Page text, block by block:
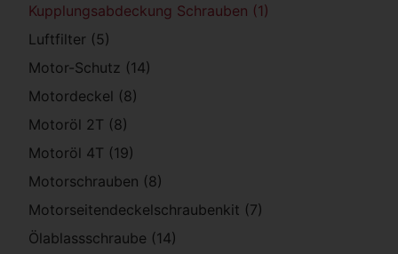
Kupplungsabdeckung Schrauben (1)
Luftfilter (5)
Motor-Schutz (14)
Motordeckel (8)
Motoröl 2T (8)
Motoröl 4T (19)
Motorschrauben (8)
Motorseitendeckelschraubenkit (7)
Ölablassschraube (14)